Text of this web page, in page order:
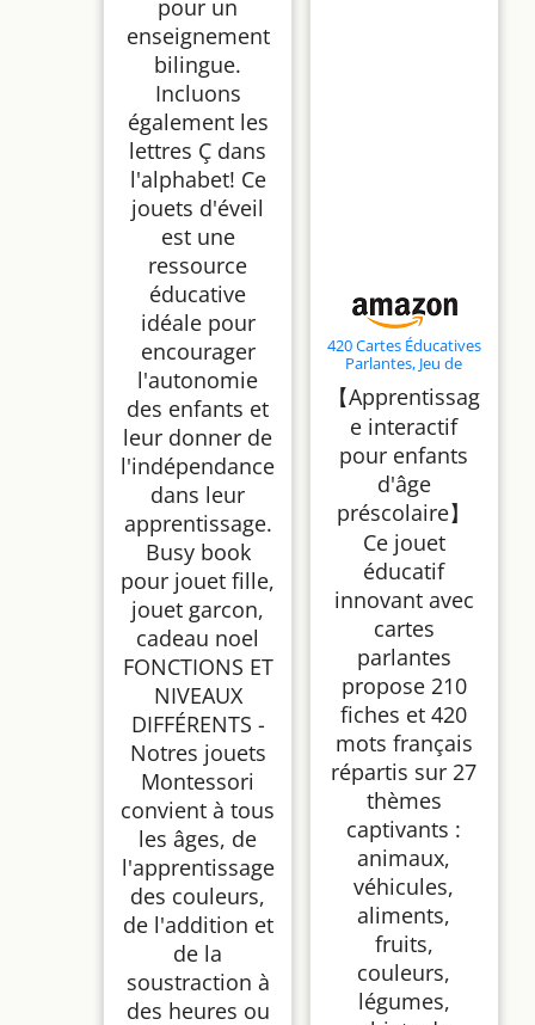
pour un
enseignement
bilingue.
Incluons
également les
lettres Ç dans
l'alphabet! Ce
jouets d'éveil
est une
ressource
éducative
idéale pour
encourager
l'autonomie
des enfants et
leur donner de
l'indépendance
dans leur
apprentissage.
Busy book
pour jouet fille,
jouet garcon,
cadeau noel
FONCTIONS ET
NIVEAUX
DIFFÉRENTS -
Notres jouets
Montessori
convient à tous
les âges, de
l'apprentissage
des couleurs,
de l'addition et
de la
soustraction à
des heures ou
420 Cartes Éducatives
Parlantes, Jeu de
Montessori Français,
Jeux Educatif
Pédagogique avec
Sons pour Jouet
Enfants 3-6 Ans, pour
Apprentissage
Préscolaire 10 FR
Chansons
【Apprentissag
e interactif
pour enfants
d'âge
préscolaire】
Ce jouet
éducatif
innovant avec
cartes
parlantes
propose 210
fiches et 420
mots français
répartis sur 27
thèmes
captivants :
animaux,
véhicules,
aliments,
fruits,
couleurs,
légumes,